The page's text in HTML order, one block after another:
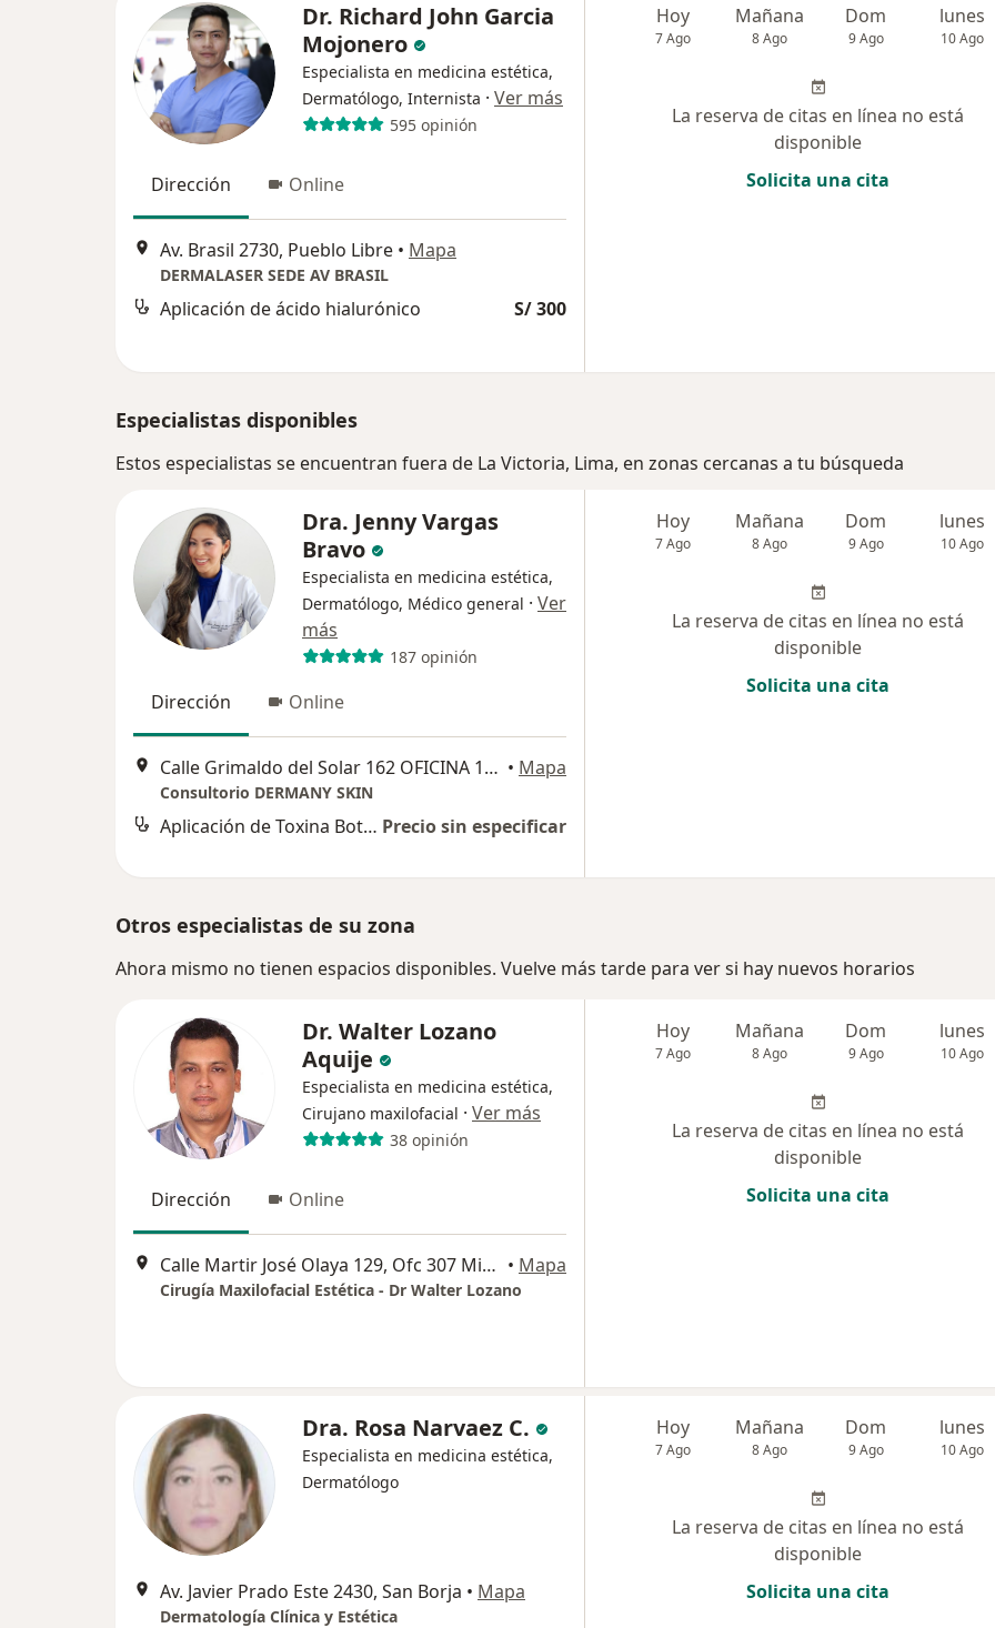
Dr. Richard John Garcia
Mojonero
Especialista en medicina estética,
Dermatólogo, Internista · Ver más
595 opinión
Dirección Online
Av. Brasil 2730, Pueblo Libre • Mapa
DERMALASER SEDE AV BRASIL
Aplicación de ácido hialurónico S/ 300
Hoy
7 Ago
Mañana
8 Ago
Dom
9 Ago
lunes
10 Ago
La reserva de citas en línea no está
disponible
Solicita una cita
Especialistas disponibles
Estos especialistas se encuentran fuera de La Victoria, Lima, en zonas cercanas a tu búsqueda
Dra. Jenny Vargas
Bravo
Especialista en medicina estética,
Dermatólogo, Médico general · Ver
más
187 opinión
Dirección Online
Calle Grimaldo del Solar 162 OFICINA 1003, Miraflores • Mapa
Consultorio DERMANY SKIN
Aplicación de Toxina Botulínica (Botox) Precio sin especificar
Hoy
7 Ago
Mañana
8 Ago
Dom
9 Ago
lunes
10 Ago
La reserva de citas en línea no está
disponible
Solicita una cita
Otros especialistas de su zona
Ahora mismo no tienen espacios disponibles. Vuelve más tarde para ver si hay nuevos horarios
Dr. Walter Lozano
Aquije
Especialista en medicina estética,
Cirujano maxilofacial · Ver más
38 opinión
Dirección Online
Calle Martir José Olaya 129, Ofc 307 Miraflores, Miraflores • Mapa
Cirugía Maxilofacial Estética - Dr Walter Lozano
Hoy
7 Ago
Mañana
8 Ago
Dom
9 Ago
lunes
10 Ago
La reserva de citas en línea no está
disponible
Solicita una cita
Dra. Rosa Narvaez C.
Especialista en medicina estética,
Dermatólogo
Av. Javier Prado Este 2430, San Borja • Mapa
Dermatología Clínica y Estética
Hoy
7 Ago
Mañana
8 Ago
Dom
9 Ago
lunes
10 Ago
La reserva de citas en línea no está
disponible
Solicita una cita